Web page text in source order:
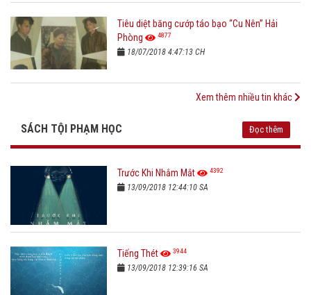
Tiêu diệt băng cướp táo bạo “Cu Nên” Hải
Phòng
4877
18/07/2018 4:47:13 CH
Xem thêm nhiều tin khác
SÁCH TỘI PHẠM HỌC Đọc thêm
Trước Khi Nhắm Mắt 4392
13/09/2018 12:44:10 SA
Tiếng Thét 3944
13/09/2018 12:39:16 SA